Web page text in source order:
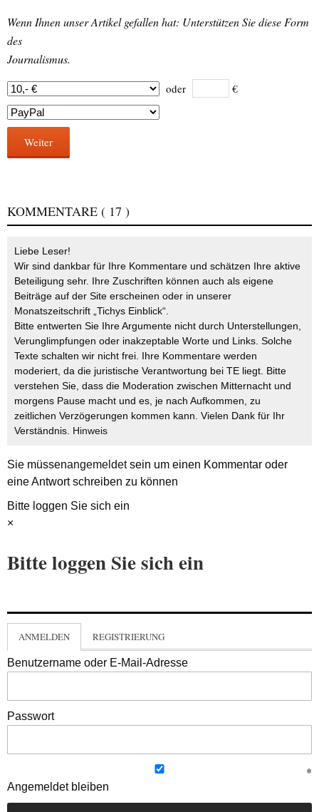
Wenn Ihnen unser Artikel gefallen hat: Unterstützen Sie diese Form
des
Journalismus.
oder €
Weiter
KOMMENTARE ( 17 )
Liebe Leser!
Wir sind dankbar für Ihre Kommentare und schätzen Ihre aktive
Beteiligung sehr. Ihre Zuschriften können auch als eigene
Beiträge auf der Site erscheinen oder in unserer
Monatszeitschrift „Tichys Einblick“.
Bitte entwerten Sie Ihre Argumente nicht durch Unterstellungen,
Verunglimpfungen oder inakzeptable Worte und Links. Solche
Texte schalten wir nicht frei. Ihre Kommentare werden
moderiert, da die juristische Verantwortung bei TE liegt. Bitte
verstehen Sie, dass die Moderation zwischen Mitternacht und
morgens Pause macht und es, je nach Aufkommen, zu
zeitlichen Verzögerungen kommen kann. Vielen Dank für Ihr
Verständnis. Hinweis
Sie müssenangemeldetsein um einen Kommentar oder
eine Antwort schreiben zu können
Bitte loggen Sie sich ein
×
Bitte loggen Sie sich ein
ANMELDEN REGISTRIERUNG
Benutzername oder E-Mail-Adresse
Passwort
Angemeldet bleiben